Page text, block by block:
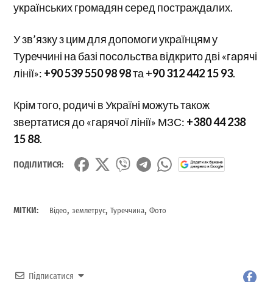
українських громадян серед постраждалих.
У зв’язку з цим для допомоги українцям у
Туреччині на базі посольства відкрито дві «гарячі
лінії»: +90 539 550 98 98та +90 312 442 15 93.
Крім того, родичі в Україні можуть також
звертатися до «гарячої лінії» МЗС: +380 44 238
15 88.
ПОДІЛИТИСЯ:
МІТКИ: Відео,землетрус,Туреччина,Фото
Підписатися